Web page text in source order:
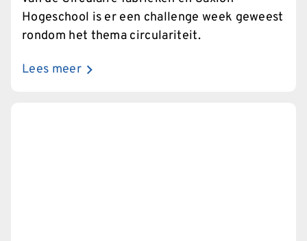
Hogeschool is er een challenge week geweest
rondom het thema circulariteit.
Lees meer